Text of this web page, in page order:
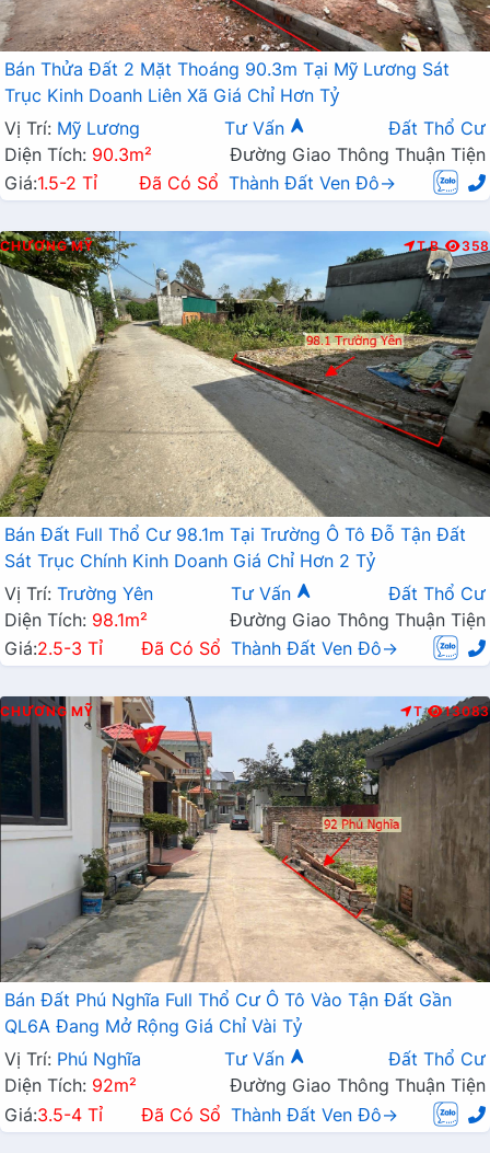
Bán Thửa Đất 2 Mặt Thoáng 90.3m Tại Mỹ Lương Sát
Trục Kinh Doanh Liên Xã Giá Chỉ Hơn Tỷ
Vị Trí: Mỹ Lương Tư Vấn
Đất Thổ Cư
Diện Tích: 90.3m²
Đường Giao Thông Thuận Tiện
Giá:1.5-2 Tỉ Đã Có Sổ Thành Đất Ven Đô→
CHƯƠNG MỸ T.B 358
Bán Đất Full Thổ Cư 98.1m Tại Trường Ô Tô Đỗ Tận Đất
Sát Trục Chính Kinh Doanh Giá Chỉ Hơn 2 Tỷ
Vị Trí: Trường Yên Tư Vấn
Đất Thổ Cư
Diện Tích: 98.1m²
Đường Giao Thông Thuận Tiện
Giá:2.5-3 Tỉ Đã Có Sổ Thành Đất Ven Đô→
CHƯƠNG MỸ T 13083
Bán Đất Phú Nghĩa Full Thổ Cư Ô Tô Vào Tận Đất Gần
QL6A Đang Mở Rộng Giá Chỉ Vài Tỷ
Vị Trí: Phú Nghĩa Tư Vấn
Đất Thổ Cư
Diện Tích: 92m²
Đường Giao Thông Thuận Tiện
Giá:3.5-4 Tỉ Đã Có Sổ Thành Đất Ven Đô→